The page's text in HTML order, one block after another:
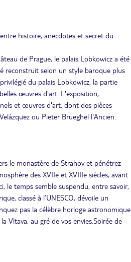
histoire, anecdotes et secret du
de Prague, le palais Lobkowicz a été
reconstruit selon un style baroque plus
du palais Lobkowicz, la partie
œuvres d'art. L'exposition,
et œuvres d'art, dont des pièces
ou Pieter Brueghel l'Ancien.
le monastère de Strahov et pénétrez
des XVIIe et XVIIIe siècles, avant
le temps semble suspendu, entre savoir,
classé à l’UNESCO, dévoile un
pas la célèbre horloge astronomique
Vltava, au gré de vos envies.Soirée de